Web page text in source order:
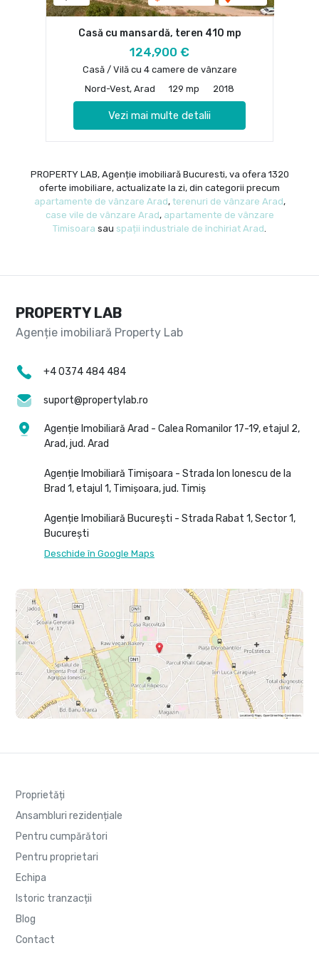
Casă cu mansardă, teren 410 mp
124,900 €
Casă / Vilă cu 4 camere de vânzare
Nord-Vest, Arad
129 mp 2018
Vezi mai multe detalii
PROPERTY LAB, Agenție imobiliară Bucuresti, va ofera 1320
oferte imobiliare, actualizate la zi, din categorii precum
apartamente de vânzare Arad, terenuri de vânzare Arad,
case vile de vânzare Arad, apartamente de vânzare
Timisoara sau spații industriale de închiriat Arad
PROPERTY LAB
+4 0374 484 484
suport@propertylab.ro
Agenție Imobiliară Arad - Calea Romanilor 17-19, etajul 2,
Arad, jud. Arad
Agenție Imobiliară Timișoara - Strada Ion Ionescu de la
Brad 1, etajul 1, Timișoara, jud. Timiș
Agenție Imobiliară București - Strada Rabat 1, Sector 1,
București
Deschide în Google Maps
Proprietăți
Ansambluri rezidențiale
Pentru cumpărători
Pentru proprietari
Echipa
Istoric tranzacții
Blog
Contact